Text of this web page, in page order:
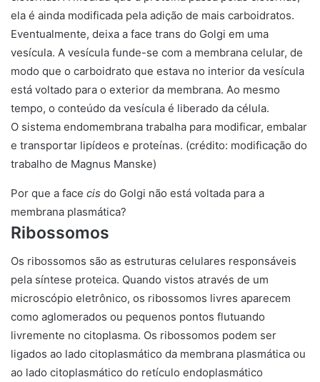
O sistema endomembrana trabalha para modificar, embalar
e transportar lipídeos e proteínas. (crédito: modificação do
trabalho de Magnus Manske)
Por que a face cis do Golgi não está voltada para a
membrana plasmática?
Ribossomos
Os ribossomos são as estruturas celulares responsáveis ​​
pela síntese proteica. Quando vistos através de um
microscópio eletrônico, os ribossomos livres aparecem
como aglomerados ou pequenos pontos flutuando
livremente no citoplasma. Os ribossomos podem ser
ligados ao lado citoplasmático da membrana plasmática ou
ao lado citoplasmático do retículo endoplasmático